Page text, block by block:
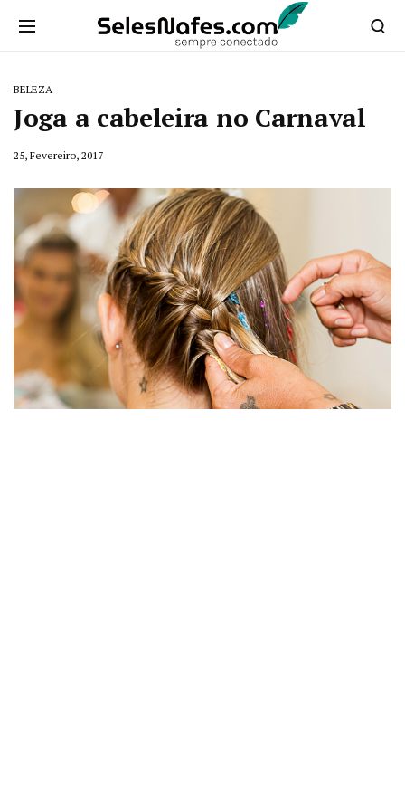
BELEZA
Joga a cabeleira no Carnaval
25, Fevereiro, 2017